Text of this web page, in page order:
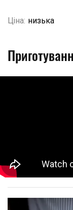
Ціна: низька